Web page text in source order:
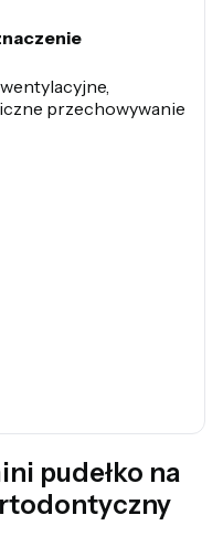
przechowywanie
pudełko na